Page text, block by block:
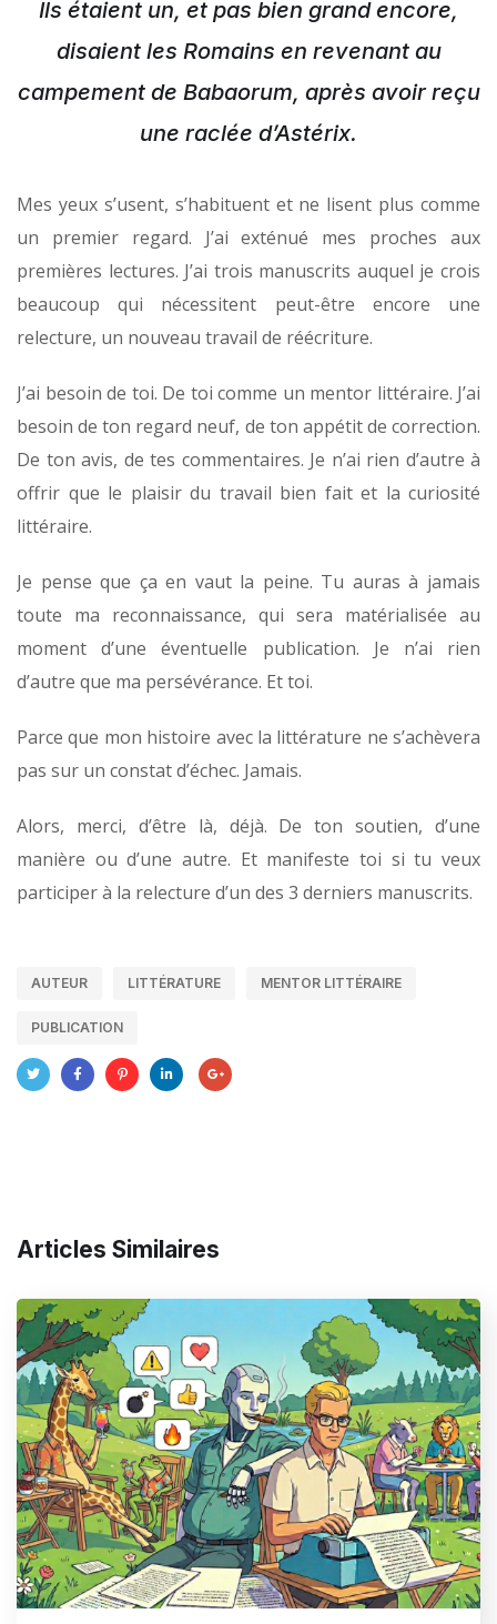
Ils étaient un, et pas bien grand encore,
disaient les Romains en revenant au
campement de Babaorum, après avoir reçu
une raclée d’Astérix.
Mes yeux s’usent, s’habituent et ne lisent plus comme
un premier regard. J’ai exténué mes proches aux
premières lectures. J’ai trois manuscrits auquel je crois
beaucoup qui nécessitent peut-être encore une
relecture, un nouveau travail de réécriture.
J’ai besoin de toi. De toi comme un mentor littéraire. J’ai
besoin de ton regard neuf, de ton appétit de correction.
De ton avis, de tes commentaires. Je n’ai rien d’autre à
offrir que le plaisir du travail bien fait et la curiosité
littéraire.
Je pense que ça en vaut la peine. Tu auras à jamais
toute ma reconnaissance, qui sera matérialisée au
moment d’une éventuelle publication. Je n’ai rien
d’autre que ma persévérance. Et toi.
Parce que mon histoire avec la littérature ne s’achèvera
pas sur un constat d’échec. Jamais.
Alors, merci, d’être là, déjà. De ton soutien, d’une
manière ou d’une autre. Et manifeste toi si tu veux
participer à la relecture d’un des 3 derniers manuscrits.
AUTEUR LITTÉRATURE MENTOR LITTÉRAIRE
PUBLICATION
Articles Similaires